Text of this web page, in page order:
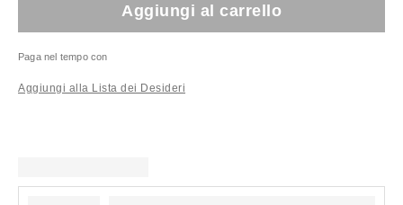
Aggiungi al carrello
Paga nel tempo con
Aggiungi alla Lista dei Desideri